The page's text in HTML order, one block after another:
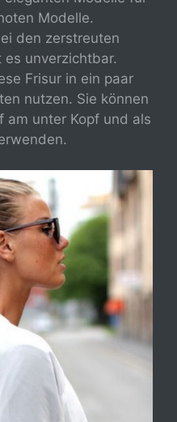
Modelle.
den zerstreuten
unverzichtbar.
Frisur in ein paar
nutzen. Sie können
am unter Kopf und als